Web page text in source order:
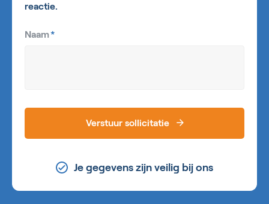
reactie.
Naam*
Verstuur sollicitatie
Je gegevens zijn veilig bij ons